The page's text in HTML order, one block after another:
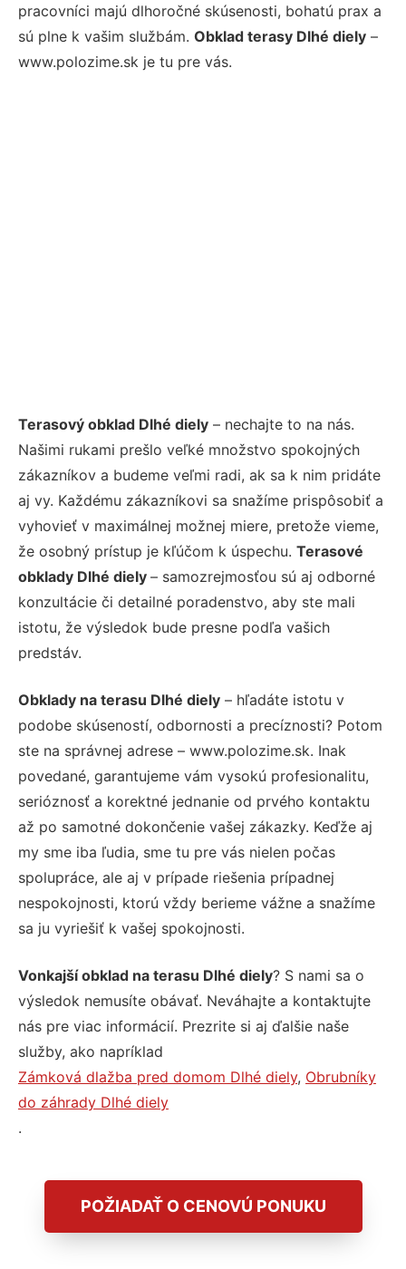
pracovníci majú dlhoročné skúsenosti, bohatú prax a
sú plne k vašim službám. Obklad terasy Dlhé diely –
www.polozime.sk je tu pre vás.
Terasový obklad Dlhé diely – nechajte to na nás.
Našimi rukami prešlo veľké množstvo spokojných
zákazníkov a budeme veľmi radi, ak sa k nim pridáte
aj vy. Každému zákazníkovi sa snažíme prispôsobiť a
vyhovieť v maximálnej možnej miere, pretože vieme,
že osobný prístup je kľúčom k úspechu. Terasové
obklady Dlhé diely – samozrejmosťou sú aj odborné
konzultácie či detailné poradenstvo, aby ste mali
istotu, že výsledok bude presne podľa vašich
predstáv.
Obklady na terasu Dlhé diely – hľadáte istotu v
podobe skúseností, odbornosti a precíznosti? Potom
ste na správnej adrese – www.polozime.sk. Inak
povedané, garantujeme vám vysokú profesionalitu,
serióznosť a korektné jednanie od prvého kontaktu
až po samotné dokončenie vašej zákazky. Keďže aj
my sme iba ľudia, sme tu pre vás nielen počas
spolupráce, ale aj v prípade riešenia prípadnej
nespokojnosti, ktorú vždy berieme vážne a snažíme
sa ju vyriešiť k vašej spokojnosti.
Vonkajší obklad na terasu Dlhé diely? S nami sa o
výsledok nemusíte obávať. Neváhajte a kontaktujte
nás pre viac informácií. Prezrite si aj ďalšie naše
služby, ako napríklad
Zámková dlažba pred domom Dlhé diely, Obrubníky
do záhrady Dlhé diely
.
POŽIADAŤ O CENOVÚ PONUKU